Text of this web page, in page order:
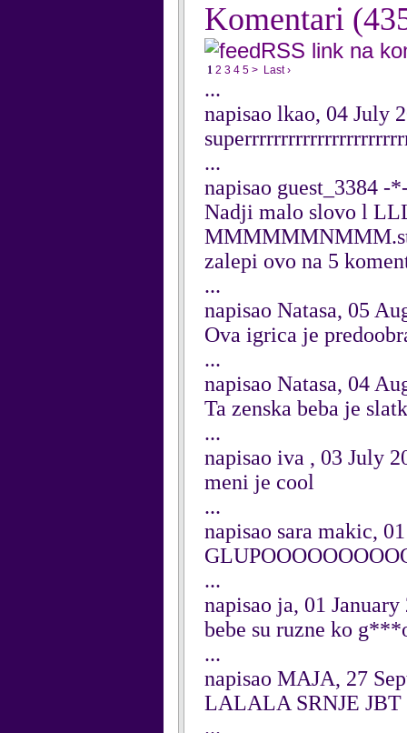
Komentari
RSS link na
1 2 3 4 5 > Last ›
...
napisao lkao, 04 July
...
napisao guest_3384 -
Nadji malo slovo l
zalepi ovo na 5
...
napisao Natasa, 05
Ova igrica je
...
napisao Natasa, 04
Ta zenska beba je
...
napisao iva , 03 July
meni je cool
...
napisao sara makic,
...
napisao ja, 01 January
bebe su ruzne ko
...
napisao MAJA, 27
LALALA SRNJE
...